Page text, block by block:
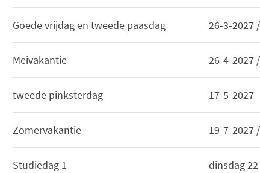
Goede vrijdag en tweede paasdag 26-3-2027
Meivakantie 26-4-2027
tweede pinksterdag 17-5-2027
Zomervakantie 19-7-2027
Studiedag 1 dinsdag